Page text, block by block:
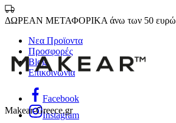
ΔΩΡΕΑΝ ΜΕΤΑΦΟΡΙΚΑ άνω των 50 ευρώ
Νεα Προϊοντα
Προσφορές
Blog
Επικοινωνία
Facebook
Instagram
Makear-Greece.gr